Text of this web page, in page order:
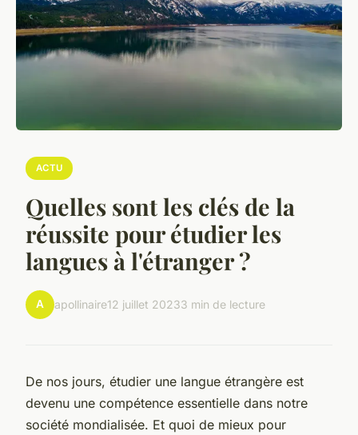
ACTU
Quelles sont les clés de la
réussite pour étudier les
langues à l'étranger ?
A apollinaire12 juillet 20233 min de lecture
De nos jours, étudier une langue étrangère est
devenu une compétence essentielle dans notre
société mondialisée. Et quoi de mieux pour